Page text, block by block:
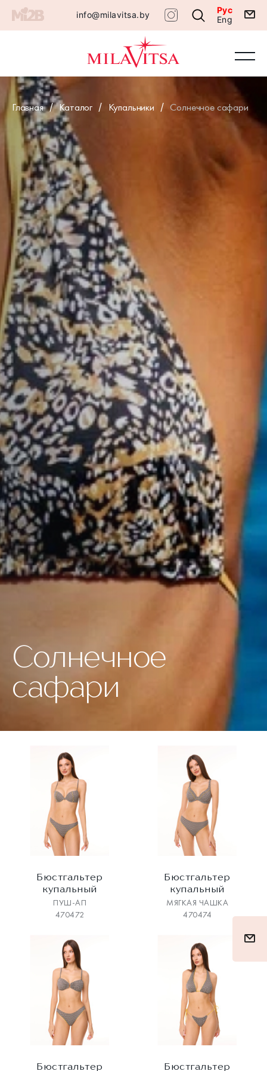
info@milavitsa.by
Рус
Eng
Главная Каталог Купальники Солнечное сафари
Солнечное
сафари
Бюстгальтер
купальный
ПУШ-АП
470472
Бюстгальтер
купальный
МЯГКАЯ ЧАШКА
470474
Бюстгальтер Бюстгальтер